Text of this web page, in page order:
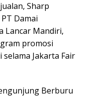
Sharp
Damai
Lancar Mandiri,
promosi
Jakarta Fair
Berburu